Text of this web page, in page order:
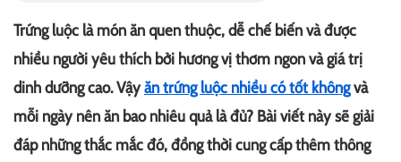
Trứng luộc là món ăn quen thuộc, dễ chế biến và được
nhiều người yêu thích bởi hương vị thơm ngon và giá trị
dinh dưỡng cao. Vậyăn trứng luộc nhiều có tốt khôngvà
mỗi ngày nên ăn bao nhiêu quả là đủ? Bài viết này sẽ giải
đáp những thắc mắc đó, đồng thời cung cấp thêm thông